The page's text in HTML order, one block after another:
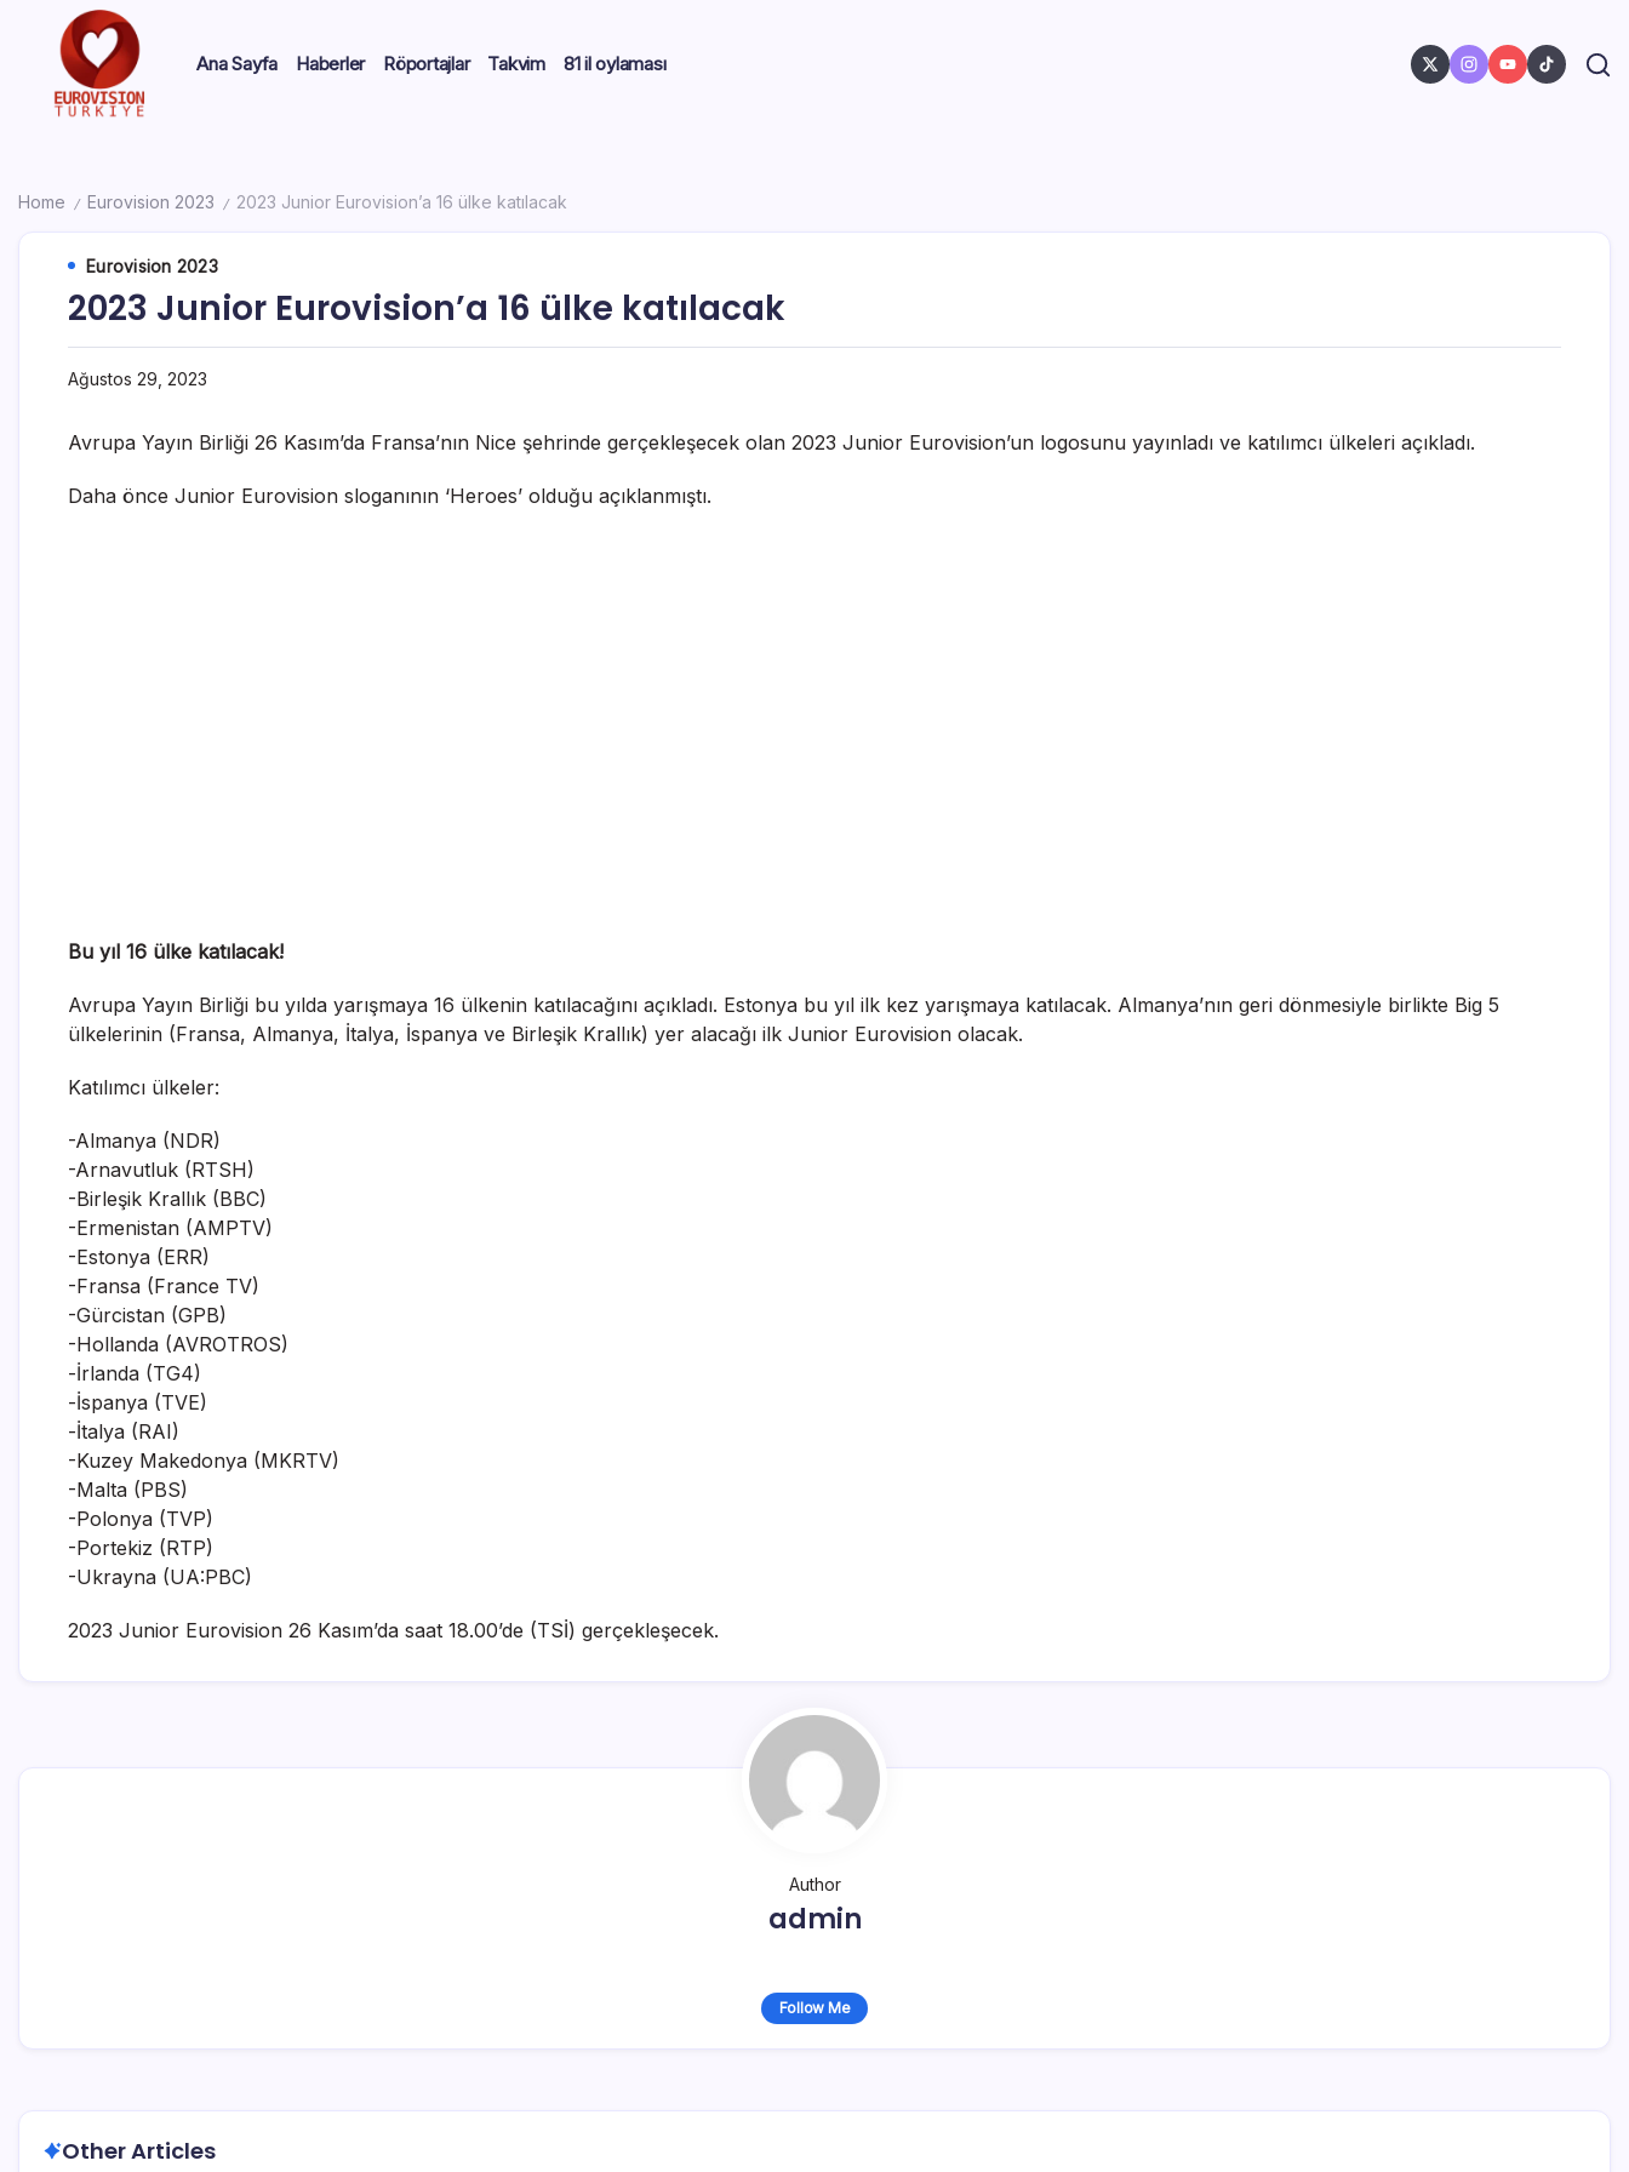
Ana Sayfa Haberler Röportajlar Takvim 81 il oylaması
Home / Eurovision 2023 / 2023 Junior Eurovision’a 16 ülke katılacak
Eurovision 2023
2023 Junior Eurovision’a 16 ülke katılacak
Ağustos 29, 2023
Avrupa Yayın Birliği 26 Kasım’da Fransa’nın Nice şehrinde gerçekleşecek olan 2023 Junior Eurovision’un logosunu yayınladı ve katılımcı ülkeleri açıkladı.
Daha önce Junior Eurovision sloganının ‘Heroes’ olduğu açıklanmıştı.
Bu yıl 16 ülke katılacak!
Avrupa Yayın Birliği bu yılda yarışmaya 16 ülkenin katılacağını açıkladı. Estonya bu yıl ilk kez yarışmaya katılacak. Almanya’nın geri dönmesiyle birlikte Big 5
ülkelerinin (Fransa, Almanya, İtalya, İspanya ve Birleşik Krallık) yer alacağı ilk Junior Eurovision olacak.
Katılımcı ülkeler:
-Almanya (NDR)
-Arnavutluk (RTSH)
-Birleşik Krallık (BBC)
-Ermenistan (AMPTV)
-Estonya (ERR)
-Fransa (France TV)
-Gürcistan (GPB)
-Hollanda (AVROTROS)
-İrlanda (TG4)
-İspanya (TVE)
-İtalya (RAI)
-Kuzey Makedonya (MKRTV)
-Malta (PBS)
-Polonya (TVP)
-Portekiz (RTP)
-Ukrayna (UA:PBC)
2023 Junior Eurovision 26 Kasım’da saat 18.00’de (TSİ) gerçekleşecek.
Author
admin
Follow Me
Other Articles